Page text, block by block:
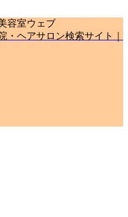
容室ウェブ
・ヘアサロン検索サイト｜